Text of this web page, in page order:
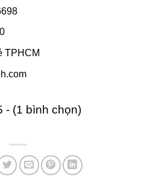
TPHCM
- (1 bình chọn)